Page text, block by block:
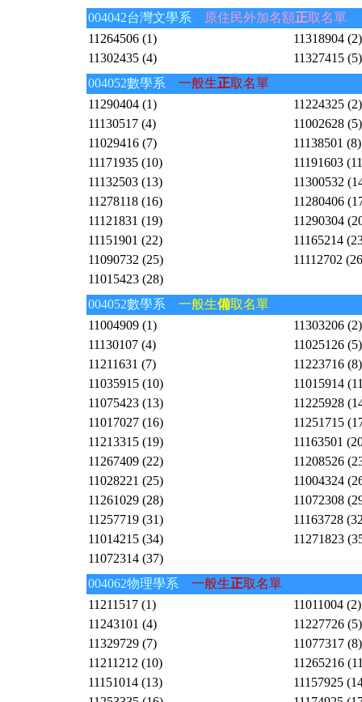
004042台灣文學系
原住民外加名額正取名單
11264506 (1)
11318904 (2)
11302435 (4)
11327415 (5)
004052數學系
一般生正取名單
11290404 (1)
11224325 (2)
11130517 (4)
11002628 (5)
11029416 (7)
11138501 (8)
11171935 (10)
11191603
11132503 (13)
11300532
11278118 (16)
11280406
11121831 (19)
11290304
11151901 (22)
11165214
11090732 (25)
11112702
11015423 (28)
004052數學系
一般生備取名單
11004909 (1)
11303206 (2)
11130107 (4)
11025126 (5)
11211631 (7)
11223716 (8)
11035915 (10)
11015914
11075423 (13)
11225928
11017027 (16)
11251715
11213315 (19)
11163501
11267409 (22)
11208526
11028221 (25)
11004324
11261029 (28)
11072308
11257719 (31)
11163728
11014215 (34)
11271823
11072314 (37)
004062物理學系
一般生正取名單
11211517 (1)
11011004 (2)
11243101 (4)
11227726 (5)
11329729 (7)
11077317 (8)
11211212 (10)
11265216
11151014 (13)
11157925